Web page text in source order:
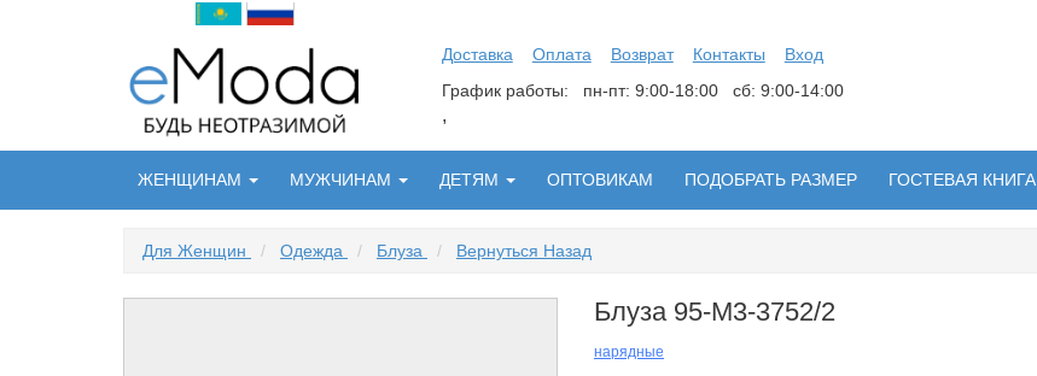
Доставка Оплата Возврат Контакты
Вход
График работы: пн-пт: 9:00-18:00 сб: 9:00-14:00
,
ЖЕНЩИНАМ МУЖЧИНАМ ДЕТЯМ ОПТОВИКАМ ПОДОБРАТЬ РАЗМЕР ГОСТЕВАЯ КНИГА
Для Женщин / Одежда / Блуза / Вернуться Назад
Блуза 95-М3-3752/2
нарядные